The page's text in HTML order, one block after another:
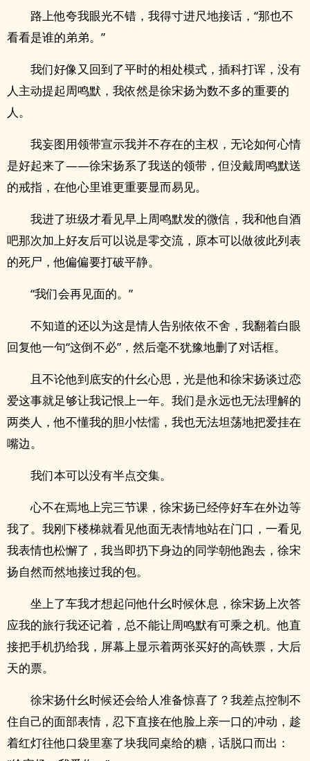
路上他夸我眼光不错，我得寸进尺地接话，“那也不
看看是谁的弟弟。”
我们好像又回到了平时的相处模式，插科打诨，没有
人主动提起周鸣默，我依然是徐宋扬为数不多的重要的
人。
我妄图用领带宣示我并不存在的主权，无论如何心情
是好起来了——徐宋扬系了我送的领带，但没戴周鸣默送
的戒指，在他心里谁更重要显而易见。
我进了班级才看见早上周鸣默发的微信，我和他自酒
吧那次加上好友后可以说是零交流，原本可以做彼此列表
的死尸，他偏偏要打破平静。
“我们会再见面的。”
不知道的还以为这是情人告别依依不舍，我翻着白眼
回复他一句“这倒不必”，然后毫不犹豫地删了对话框。
且不论他到底安的什幺心思，光是他和徐宋扬谈过恋
爱这事就足够让我记恨上一年。我们是永远也无法理解的
两类人，他不懂我的胆小怯懦，我也无法坦荡地把爱挂在
嘴边。
我们本可以没有半点交集。
心不在焉地上完三节课，徐宋扬已经停好车在外边等
我了。我刚下楼梯就看见他面无表情地站在门口，一看见
我表情也松懈了，我当即扔下身边的同学朝他跑去，徐宋
扬自然而然地接过我的包。
坐上了车我才想起问他什幺时候休息，徐宋扬上次答
应我的旅行我还记着，总不能让周鸣默有可乘之机。他直
接把手机扔给我，屏幕上显示着两张买好的高铁票，大后
天的票。
徐宋扬什幺时候还会给人准备惊喜了？我差点控制不
住自己的面部表情，忍下直接在他脸上亲一口的冲动，趁
着红灯往他口袋里塞了块我同桌给的糖，话脱口而出：